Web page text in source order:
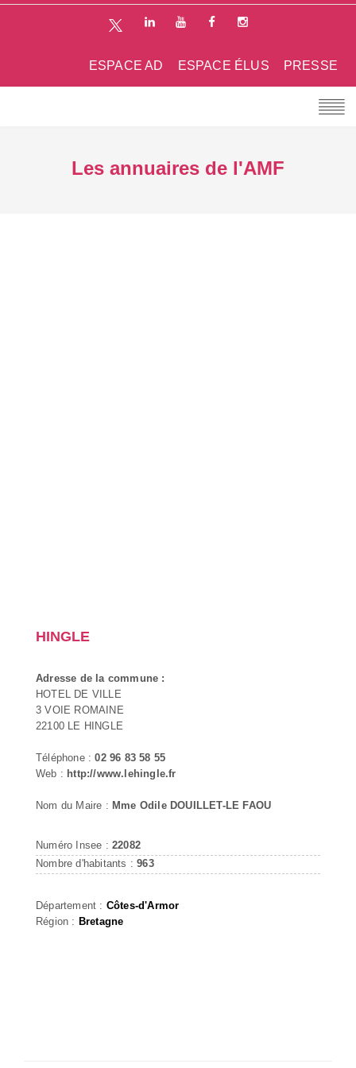
PRESSE
ESPACE ÉLUS
ESPACE AD
Les annuaires de l'AMF
HINGLE
Adresse de la commune :
HOTEL DE VILLE
3 VOIE ROMAINE
22100 LE HINGLE
Téléphone :02 96 83 58 55
Web : http://www.lehingle.fr
Nom du Maire : Mme Odile DOUILLET-LE FAOU
Numéro Insee : 22082
Nombre d'habitants :963
Département : Côtes-d'Armor
Région : Bretagne